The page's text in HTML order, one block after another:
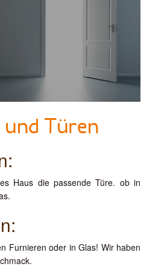
Türen
Haus die passende Türe. ob in
Furnieren oder in Glas! Wir haben